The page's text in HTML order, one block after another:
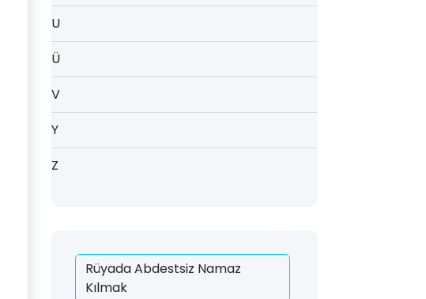
U
Ü
V
Y
Z
Rüyada Abdestsiz Namaz
Kılmak